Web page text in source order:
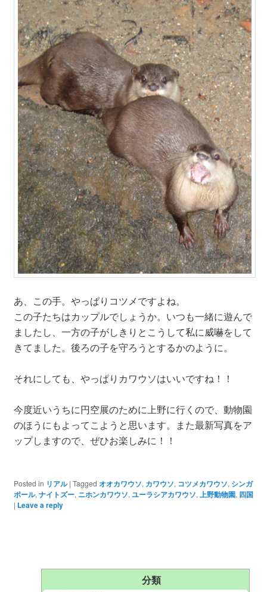
あ、この手。やっぱりコツメですよね。
この子たちはカップルでしょうか。いつも一緒に遊んで
ましたし、一方の子がしきりとこうして私に威嚇をして
きてました。後ろの子を守ろうとするかのように。
それにしても、やっぱりカワウソはいいですね！！
今度近いうちに円空展のために上野に行くので、動物園
のほうにもよってこようと思います。また最新写真をア
ップしますので、ぜひお楽しみに！！
Posted in リアル | Tagged オオカワウソ, カワウソ, コツメカワウソ, シンガ
ポール, ナイトズー, ニホンカワウソ, ユーラシアカワウソ, 上野動物園, 四国
| Leave a reply
分類